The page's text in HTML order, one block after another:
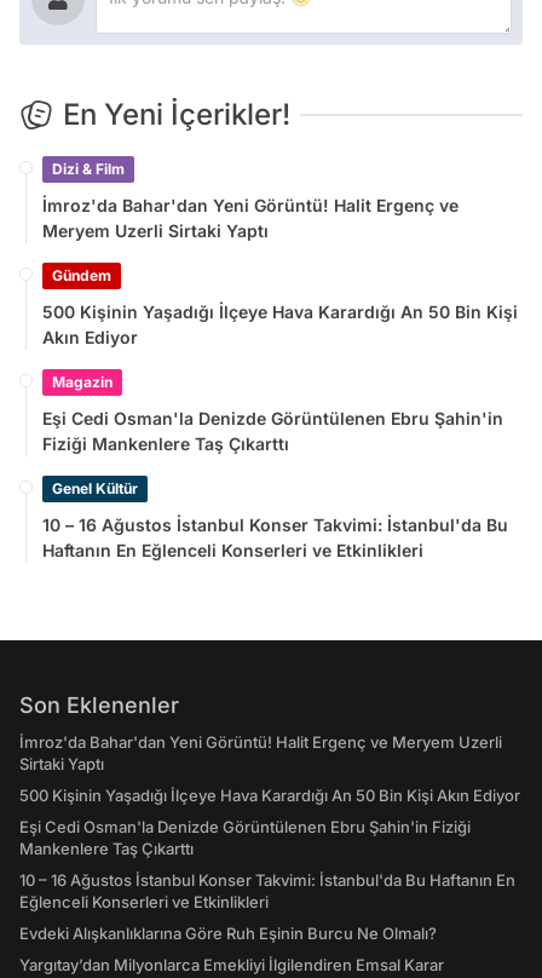
En Yeni İçerikler!
Dizi & Film
İmroz'da Bahar'dan Yeni Görüntü! Halit Ergenç ve
Meryem Uzerli Sirtaki Yaptı
Gündem
500 Kişinin Yaşadığı İlçeye Hava Karardığı An 50 Bin Kişi
Akın Ediyor
Magazin
Eşi Cedi Osman'la Denizde Görüntülenen Ebru Şahin'in
Fiziği Mankenlere Taş Çıkarttı
Genel Kültür
10 – 16 Ağustos İstanbul Konser Takvimi: İstanbul'da Bu
Haftanın En Eğlenceli Konserleri ve Etkinlikleri
Son Eklenenler
İmroz'da Bahar'dan Yeni Görüntü! Halit Ergenç ve Meryem Uzerli
Sirtaki Yaptı
500 Kişinin Yaşadığı İlçeye Hava Karardığı An 50 Bin Kişi Akın Ediyor
Eşi Cedi Osman'la Denizde Görüntülenen Ebru Şahin'in Fiziği
Mankenlere Taş Çıkarttı
10 – 16 Ağustos İstanbul Konser Takvimi: İstanbul'da Bu Haftanın En
Eğlenceli Konserleri ve Etkinlikleri
Evdeki Alışkanlıklarına Göre Ruh Eşinin Burcu Ne Olmalı?
Yargıtay’dan Milyonlarca Emekliyi İlgilendiren Emsal Karar